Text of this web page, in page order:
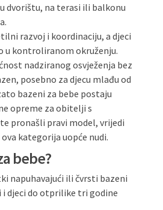
dvorištu, na terasi ili balkonu
razvoj i koordinaciju, a djeci
u kontroliranom okruženju.
nadziranog osvježenja bez
posebno za djecu mlađu od
bazeni za bebe postaju
opreme za obitelji s
pronašli pravi model, vrijedi
kategorija uopće nudi.
bebe?
napuhavajući ili čvrsti bazeni
i djeci do otprilike tri godine